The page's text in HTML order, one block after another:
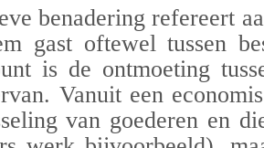
benadering refereert
gast oftewel tussen
is de ontmoeting
Vanuit een
van goederen en